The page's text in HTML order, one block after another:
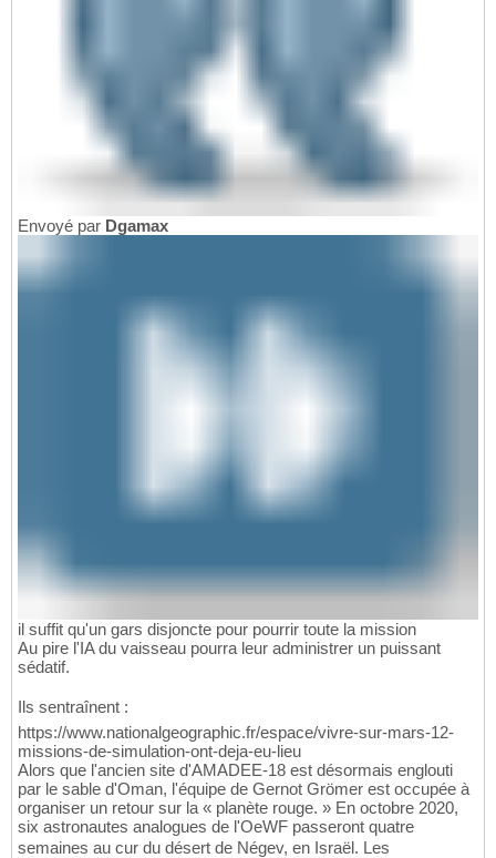
Envoyé par Dgamax
il suffit qu'un gars disjoncte pour pourrir toute la mission
Au pire l'IA du vaisseau pourra leur administrer un puissant
sédatif.
Ils sentraînent :
https://www.nationalgeographic.fr/espace/vivre-sur-mars-12-
missions-de-simulation-ont-deja-eu-lieu
Alors que l'ancien site d'AMADEE-18 est désormais englouti
par le sable d'Oman, l'équipe de Gernot Grömer est occupée à
organiser un retour sur la « planète rouge. » En octobre 2020,
six astronautes analogues de l'OeWF passeront quatre
semaines au cur du désert de Négev, en Israël. Les